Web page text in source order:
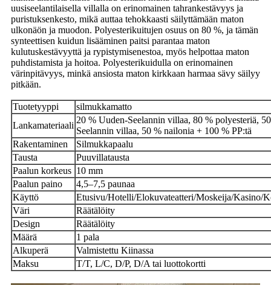
uusiseelantilaisella villalla on erinomainen tahrankestävyys ja
puristuksenkesto, mikä auttaa tehokkaasti säilyttämään maton
ulkonäön ja muodon. Polyesterikuitujen osuus on 80 %, ja tämän
synteettisen kuidun lisääminen paitsi parantaa maton
kulutuskestävyyttä ja rypistymisenestoa, myös helpottaa maton
puhdistamista ja hoitoa. Polyesterikuidulla on erinomainen
värinpitävyys, minkä ansiosta maton kirkkaan harmaa sävy säilyy
pitkään.
Tuotetyyppi
silmukkamatto
Lankamateriaali
20 % Uuden-Seelannin villaa, 80 % polyesteriä,
Seelannin villaa, 50 % nailonia + 100 % PP:tä
Rakentaminen
Silmukkapaalu
Tausta
Puuvillatausta
Paalun korkeus 10 mm
Paalun paino
4,5–7,5 paunaa
Käyttö
Etusivu/Hotelli/Elokuvateatteri/Moskeija/Kasino/
Väri
Räätälöity
Design
Räätälöity
Määrä
1 pala
Alkuperä
Valmistettu Kiinassa
Maksu
T/T, L/C, D/P, D/A tai luottokortti